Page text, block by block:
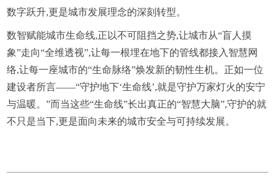
数字跃升,更是城市发展理念的深刻转型。
数智赋能城市生命线,正以不可阻挡之势,让城市从“盲人摸
象”走向“全维透视”,让每一根埋在地下的管线都接入智慧网
络,让每一座城市的“生命脉络”焕发新的韧性生机。正如一位
建设者所言——“守护地下‘生命线’,就是守护万家灯火的安宁
与温暖。”而当这些“生命线”长出真正的“智慧大脑”,守护的就
不只是当下,更是面向未来的城市安全与可持续发展。